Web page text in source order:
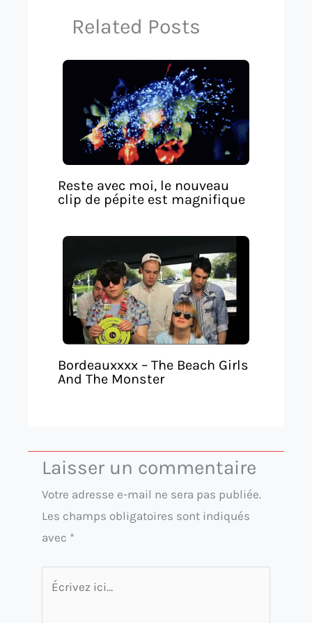
Related Posts
Reste avec moi, le nouveau
clip de pépite est magnifique
Bordeauxxxx – The Beach Girls
And The Monster
Laisser un commentaire
Votre adresse e-mail ne sera pas publiée.
Les champs obligatoires sont indiqués
avec *